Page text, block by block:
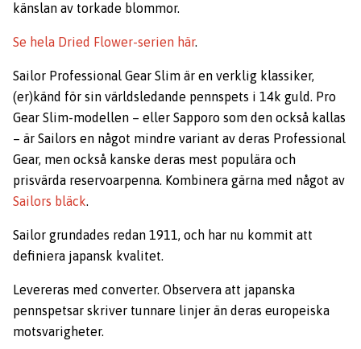
känslan av torkade blommor.
Se hela Dried Flower-serien här.
Sailor Professional Gear Slim är en verklig klassiker,
(er)känd för sin världsledande pennspets i 14k guld. Pro
Gear Slim-modellen – eller Sapporo som den också kallas
– är Sailors en något mindre variant av deras Professional
Gear, men också kanske deras mest populära och
prisvärda reservoarpenna. Kombinera gärna med något av
Sailors bläck.
Sailor grundades redan 1911, och har nu kommit att
definiera japansk kvalitet.
Levereras med converter. Observera att japanska
pennspetsar skriver tunnare linjer än deras europeiska
motsvarigheter.